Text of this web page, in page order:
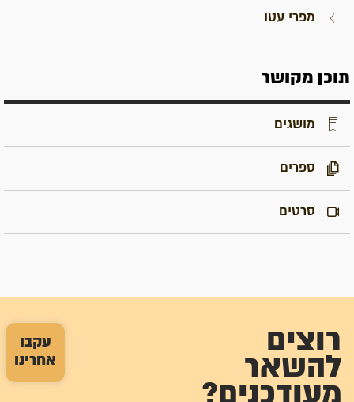
עקבו
אחרינו
מפרי עטו
תוכן מקושר
מושגים
ספרים
סרטים
רוצים
להשאר
מעודכנים?